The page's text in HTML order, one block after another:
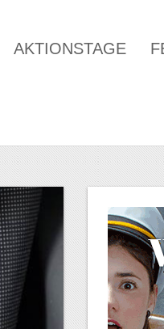
AKTIONSTAGE